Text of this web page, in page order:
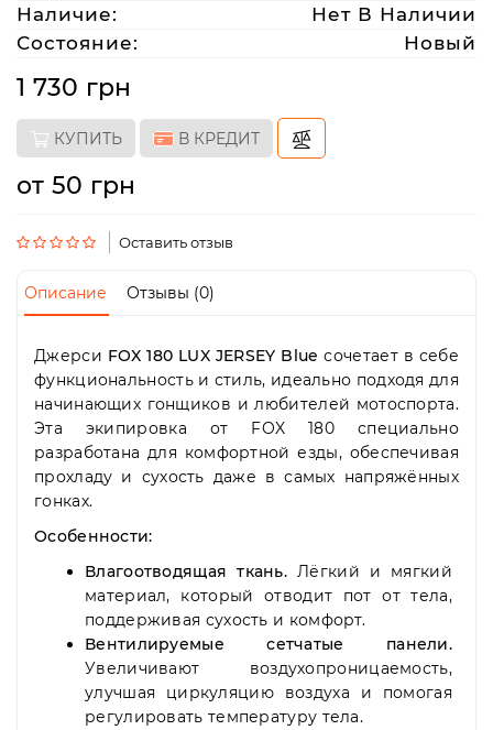
(063)
212
08
76
artmoto.info@gmail.com
Режим
Пн-
09:00
-
Сб
10:00
-
19:00
-
выходной
Наличие:
Нет В Наличии
Состояние:
Новый
1 730 грн
КУПИТЬ В КРЕДИТ
от 50 грн
Оставить отзыв
Описание Отзывы (0)
Джерси FOX 180 LUX JERSEY Blue сочетает в себе
функциональность и стиль, идеально подходя для
начинающих гонщиков и любителей мотоспорта.
Эта экипировка от FOX 180 специально
разработана для комфортной езды, обеспечивая
прохладу и сухость даже в самых напряжённых
гонках.
Особенности:
Влагоотводящая ткань. Лёгкий и мягкий
материал, который отводит пот от тела,
поддерживая сухость и комфорт.
Вентилируемые сетчатые панели.
Увеличивают воздухопроницаемость,
улучшая циркуляцию воздуха и помогая
регулировать температуру тела.